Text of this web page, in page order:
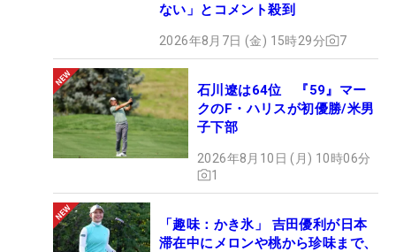
ない」とコメント殺到
2026年8月7日 (金) 15時29分 7
石川遼は64位 『59』マー
クのF・ハリスが初優勝/米男
子下部
2026年8月10日 (月) 10時06分
1
「趣味：かき氷」 吉田優利が日本
滞在中にメロンや桃から珍味まで、